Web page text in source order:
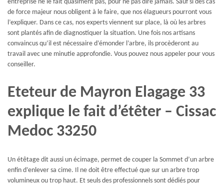
entreprise ne le fait quasiment pas, pour ne pas dire jamais. Sauf si des cas
de force majeur nous obligent à le faire, que nos élagueurs pourront vous
l’expliquer. Dans ce cas, nos experts viennent sur place, là où les arbres
sont plantés afin de diagnostiquer la situation. Une fois nos artisans
convaincus qu’il est nécessaire d’émonder l’arbre, ils procèderont au
travail avec une minutie approfondie. Vous pouvez nous appeler pour vous
conseiller.
Eteteur de Mayron Elagage 33
explique le fait d’étêter – Cissac
Medoc 33250
Un étêtage dit aussi un écimage, permet de couper la Sommet d’un arbre
enfin d’enlever sa cime. Il ne doit être effectué que sur un arbre trop
volumineux ou trop haut. Et seuls des professionnels sont dédiés pour